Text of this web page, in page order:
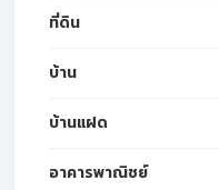
ที่ดิน
บ้าน
บ้านแฝด
อาคารพาณิชย์